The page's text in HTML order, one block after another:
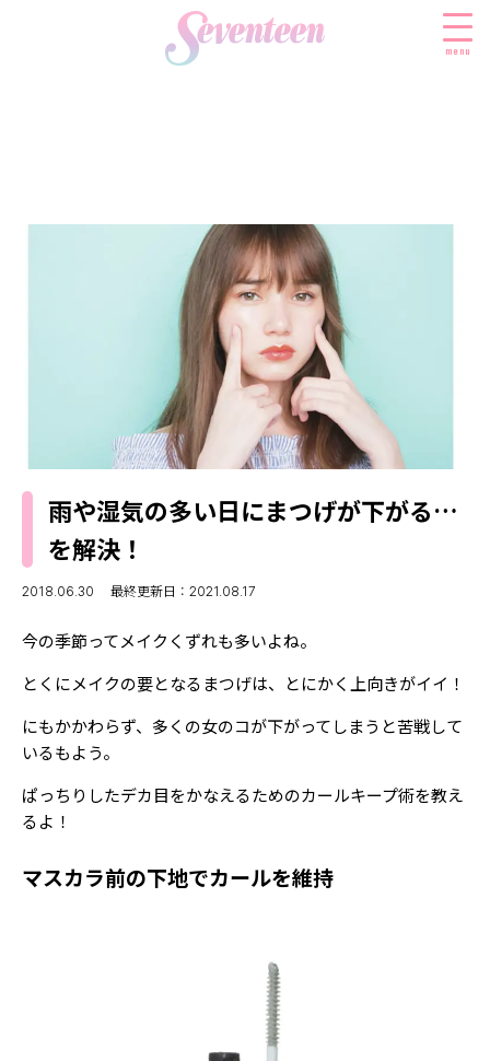
menu
FASHION
ファッションニュース
ビューティニュース
ヘアアレンジ・ヘアケア
スキンケア
ボディケア
学校ヘアメイク
勉強・受験・進路
ENTERTAINMENT
エンタメニュース
なにわ男子
LIFESTYLE
ライフスタイルニュース
JKランキング・アワード
モデルの購入品
おでかけ
JK TREND
MODELS
MODEL'S BLOG
TikTok
Instagram
YouTube
FORTUNE
ゲッターズ飯田
MISS SEVENTEEN
ミスセブンティーンニュース
MAGAZINE
INFORMATION
Follow us
雨や湿気の多い日にまつげが下がる…
を解決！
2018.06.30 最終更新日：2021.08.17
今の季節ってメイクくずれも多いよね。
とくにメイクの要となるまつげは、とにかく上向きがイイ！
にもかかわらず、多くの女のコが下がってしまうと苦戦して
いるもよう。
ぱっちりしたデカ目をかなえるためのカールキープ術を教え
るよ！
マスカラ前の下地でカールを維持